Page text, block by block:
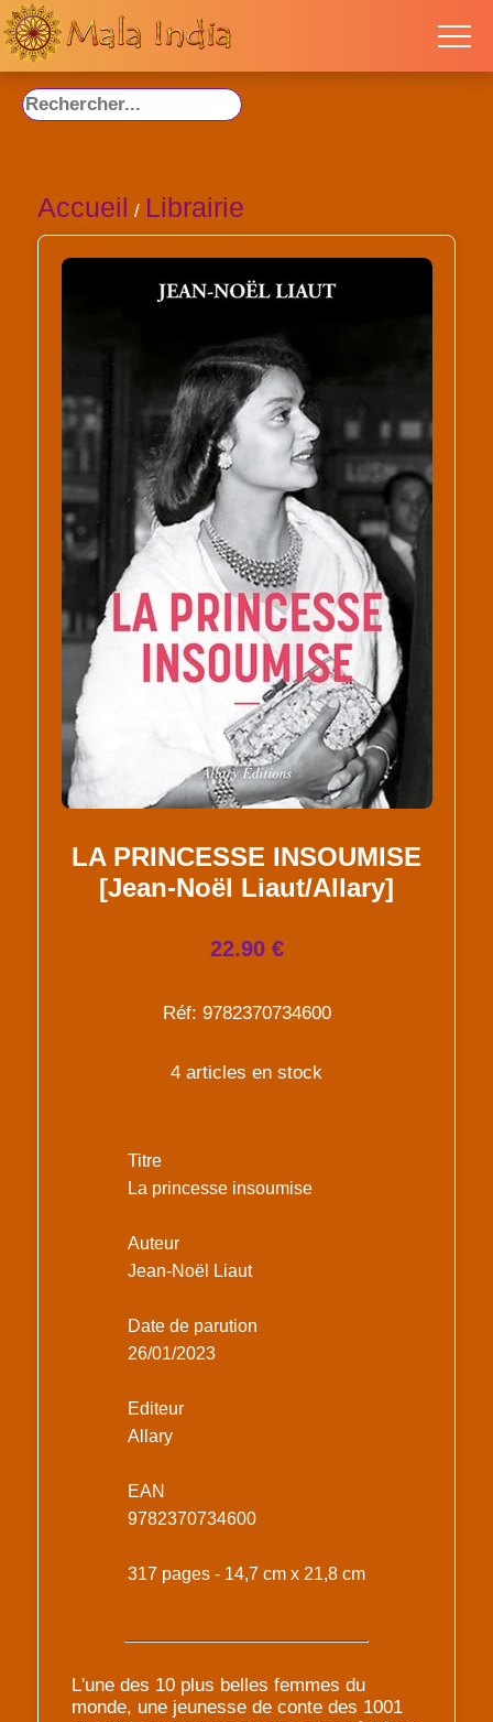
Accueil / Librairie
LA PRINCESSE INSOUMISE
[Jean-Noël Liaut/Allary]
22.90 €
Réf: 9782370734600
4 articles en stock
Titre
La princesse insoumise
Auteur
Jean-Noël Liaut
Date de parution
26/01/2023
Editeur
Allary
EAN
9782370734600
317 pages - 14,7 cm x 21,8 cm
L'une des 10 plus belles femmes du
monde, une jeunesse de conte des 1001